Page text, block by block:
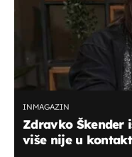
INMAGAZIN
Zdravko Škender
više nije u